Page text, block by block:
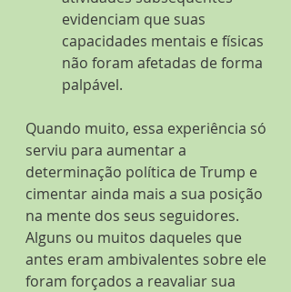
evidenciam que suas
capacidades mentais e físicas
não foram afetadas de forma
palpável.
Quando muito, essa experiência só
serviu para aumentar a
determinação política de Trump e
cimentar ainda mais a sua posição
na mente dos seus seguidores.
Alguns ou muitos daqueles que
antes eram ambivalentes sobre ele
foram forçados a reavaliar sua